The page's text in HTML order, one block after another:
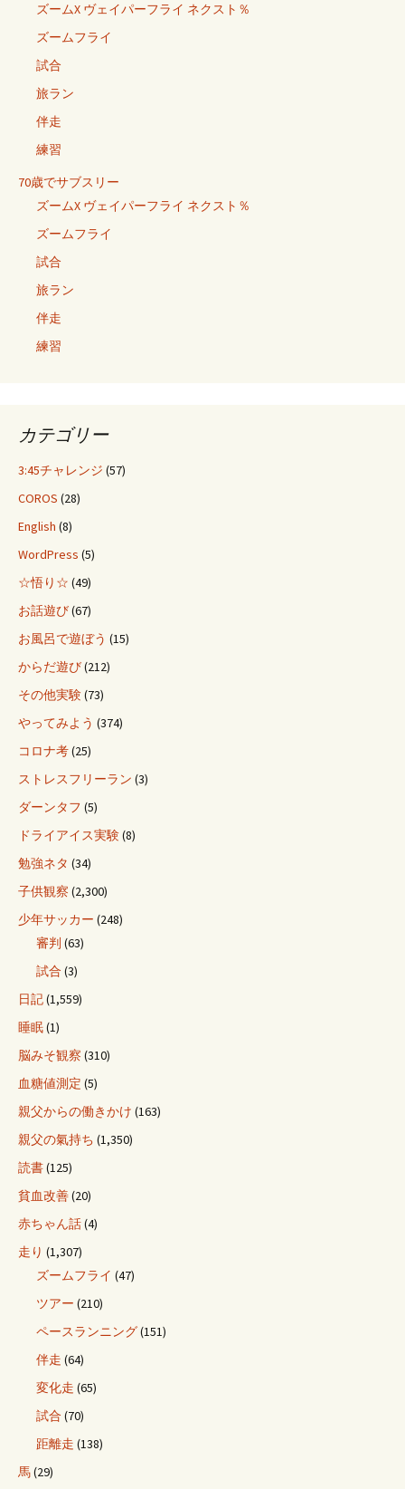
ズームX ヴェイパーフライ ネクスト％
ズームフライ
試合
旅ラン
伴走
練習
70歳でサブスリー
ズームX ヴェイパーフライ ネクスト％
ズームフライ
試合
旅ラン
伴走
練習
カテゴリー
3:45チャレンジ (57)
COROS (28)
English (8)
WordPress (5)
☆悟り☆ (49)
お話遊び(67)
お風呂で遊ぼう (15)
からだ遊び(212)
その他実験(73)
やってみよう (374)
コロナ考(25)
ストレスフリーラン (3)
ダーンタフ (5)
ドライアイス実験(8)
勉強ネタ (34)
子供観察 (2,300)
少年サッカー (248)
審判 (63)
試合 (3)
日記(1,559)
睡眠(1)
脳みそ観察 (310)
血糖値測定 (5)
親父からの働きかけ (163)
親父の氣持ち (1,350)
読書(125)
貧血改善(20)
赤ちゃん話(4)
走り (1,307)
ズームフライ (47)
ツアー (210)
ペースランニング(151)
伴走 (64)
変化走 (65)
試合 (70)
距離走 (138)
馬(29)